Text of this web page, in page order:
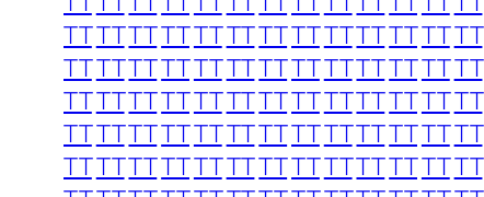
TTTTTTTTTTTTTTTTTTTTTTTTTT
TTTTTTTTTTTTTTTTTTTTTTTTTT
TTTTTTTTTTTTTTTTTTTTTTTTTT
TTTTTTTTTTTTTTTTTTTTTTTTTT
TTTTTTTTTTTTTTTTTTTTTTTTTT